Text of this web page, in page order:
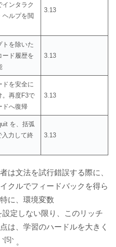
インタラク
ヘルプを閲
3.13
トを除いた
ード履歴を
3.13
ドを安全に
。再度F3で
ドへ復帰
3.13
を、括弧
入力して終
3.13
は文法を試行錯誤する際に、
クルでフィードバックを得ら
に、環境変数
定しない限り、このリッチ
は、学習のハードルを大きく
` [5] ` 。